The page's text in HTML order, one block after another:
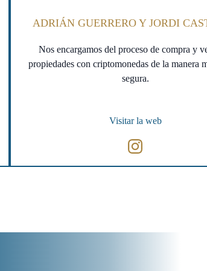
ADRIÁN GUERRERO Y JORDI
Nos encargamos del proceso de compra y
propiedades con criptomonedas de la manera
segura.
Visitar la web
Instagram